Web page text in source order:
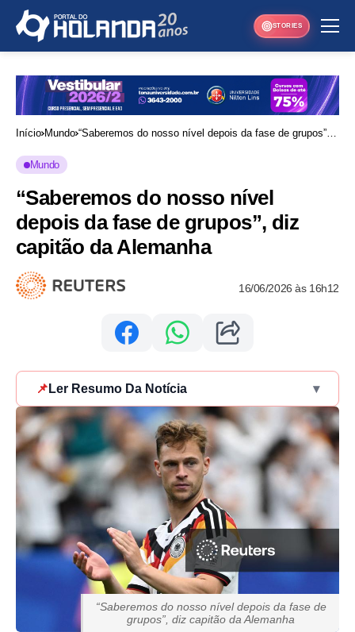
STORIES
Início Mundo “Saberemos do nosso nível depois da fase de grupos”,
Mundo
“Saberemos do nosso nível
depois da fase de grupos”, diz
capitão da Alemanha
16/06/2026 às 16h12
📌 Ler Resumo Da Notícia ▾
“Saberemos do nosso nível depois da fase de
grupos”, diz capitão da Alemanha